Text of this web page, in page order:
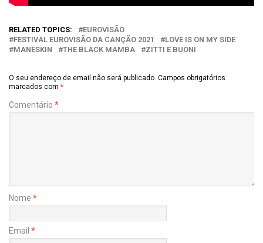
RELATED TOPICS:
EUROVISÃO
FESTIVAL EUROVISÃO DA CANÇÃO 2021
LOVE IS ON MY SIDE
MANESKIN
THE BLACK MAMBA ZITTI E BUONI
O seu endereço de email não será publicado. Campos obrigatórios
marcados com *
Comentário *
Nome *
Email *